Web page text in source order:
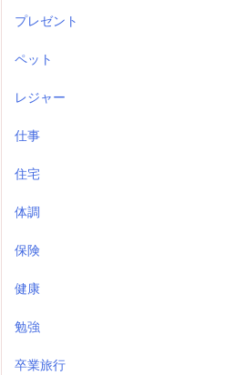
プレゼント
ペット
レジャー
仕事
住宅
体調
保険
健康
勉強
卒業旅行